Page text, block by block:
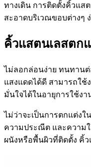
ทางเดิน การติดตั้งคิ้วแส
สะอาดบริเวณขอบต่างๆ
คิ้วแสตนเลสตก
ไม่ลอกล่อนง่าย ทนทาน
แสงแดดได้ดี สามารถใช้
มั่นใจได้ในอายุการใช้ง
ไม่ว่าจะเป็นการตกแต่ง
ความประณีต และความใ
ผนังหรือพื้นผิวที่ติดตั้ง คิ้ว